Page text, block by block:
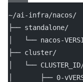
~/ai-infra/nacos/
├── standalone/
│   └── nacos-
├── cluster/
│   └──
│       ├── 0-